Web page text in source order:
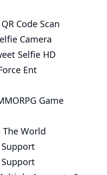
Code Scan
Camera
Selfie HD
Ent
Game
World